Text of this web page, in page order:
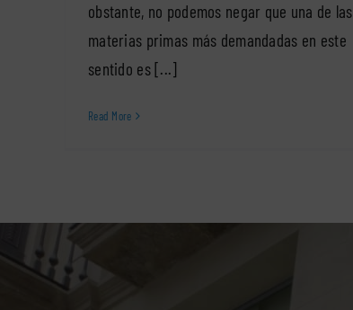
obstante, no podemos negar que una de las
materias primas más demandadas en este
sentido es [...]
Read More